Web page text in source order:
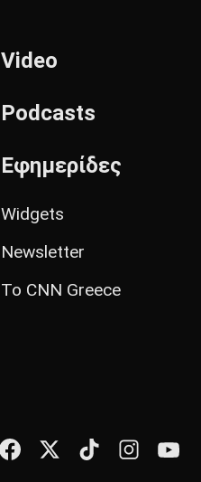
Video
Podcasts
Εφημερίδες
Widgets
Newsletter
Το CNN Greece